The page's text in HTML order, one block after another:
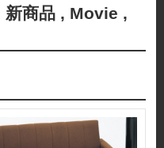
新商品, Movie ,